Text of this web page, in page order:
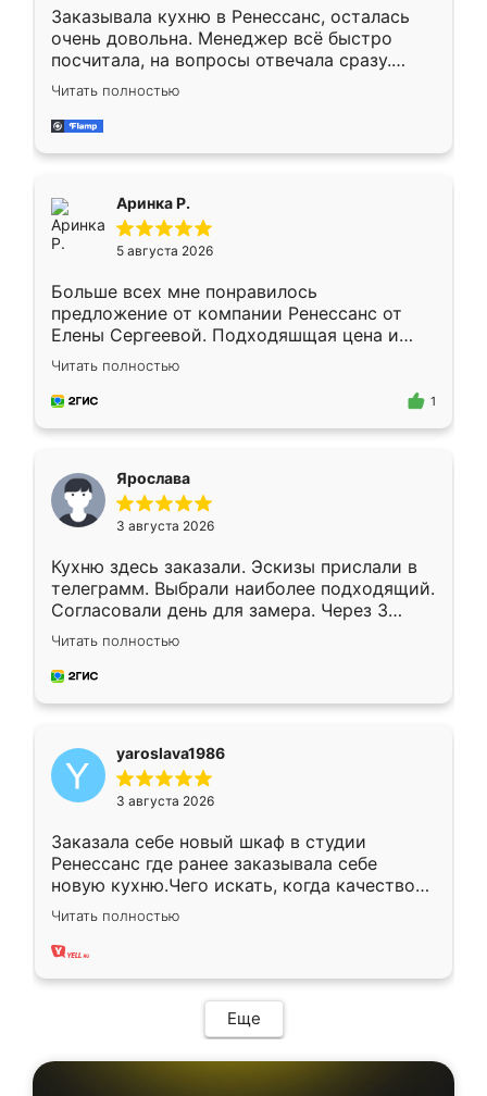
Заказывала кухню в Ренессанс, осталась
очень довольна. Менеджер всё быстро
посчитала, на вопросы отвечала сразу.
Замерщик приехал в субботу, подошёл к
делу со всей ответственностью. Собрали
за день, ребята работали аккуратно, даже
Читать полностью
Аринка Р.
5 августа 2026
Больше всех мне понравилось
предложение от компании Ренессанс от
Елены Сергеевой. Подходяшщая цена и
короткие сроки изготовления. Приехавший
для замера сотрудник Владислав
предложил по моему эскизу самый
Читать полностью
1
Ярослава
3 августа 2026
Кухню здесь заказали. Эскизы прислали в
телеграмм. Выбрали наиболее подходящий.
Согласовали день для замера. Через 3
недели кухня была уже готова. Остались
довольны работой. Спасибо Ренессанс
мебель за качественную работу!
Читать полностью
yaroslava1986
3 августа 2026
Заказала себе новый шкаф в студии
Ренессанс где ранее заказывала себе
новую кухню.Чего искать, когда качеством
вполне довольна. Служит кухня уже почти
два года, нареканий нет.
Читать полностью
Еще